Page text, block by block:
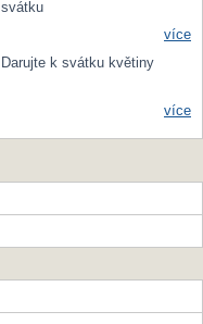
svátku
více
Darujte k svátku květiny
více